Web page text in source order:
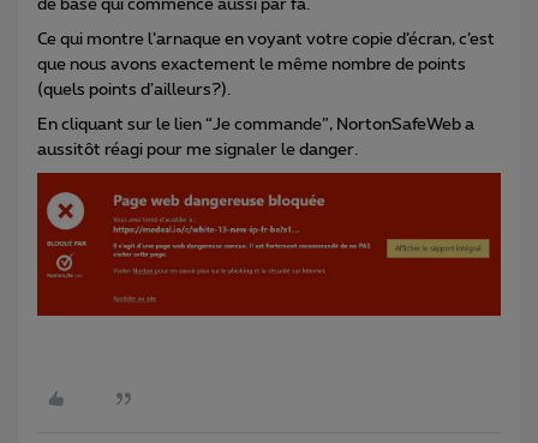
de base qui commence aussi par fa.
Ce qui montre l’arnaque en voyant votre copie d’écran, c’est
que nous avons exactement le même nombre de points
(quels points d’ailleurs?).
En cliquant sur le lien “Je commande”, NortonSafeWeb a
aussitôt réagi pour me signaler le danger.